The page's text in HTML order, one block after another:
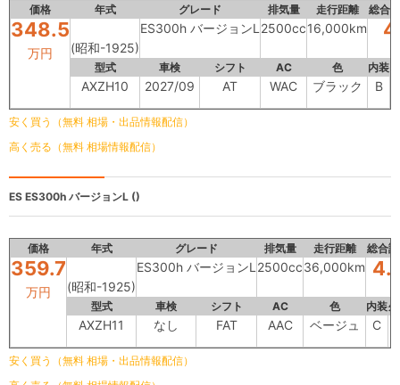
価格 年式 グレード 排気量 走行距離 総合
348.5
万円 (昭和-1925)
ES300h バージョンL 2500cc16,000km 4
型式 車検 シフト AC 色 内装
AXZH10 2027/09 AT WAC ブラック B
安く買う（無料 相場・出品情報配信）
高く売る（無料 相場情報配信）
ES ES300h バージョンL ()
価格 年式 グレード 排気量 走行距離 総合
359.7
万円 (昭和-1925)
ES300h バージョンL 2500cc36,000km
型式 車検 シフト AC 色 内装
AXZH11 なし FAT AAC ベージュ C
安く買う（無料 相場・出品情報配信）